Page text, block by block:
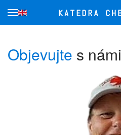
Přejít na hlavní obsah
Objevujte s námi